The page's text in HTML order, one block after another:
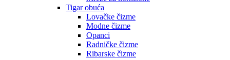
Tigar obuća
Lovačke čizme
Modne čizme
Opanci
Radničke čizme
Ribarske čizme